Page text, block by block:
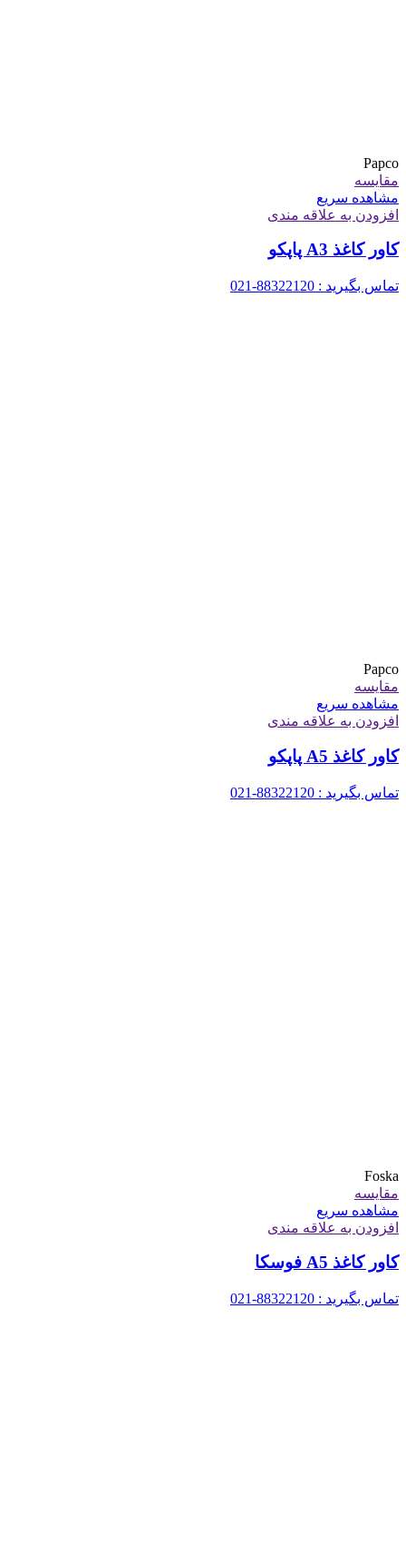
Papco
مقایسه
مشاهده سریع
افزودن به علاقه مندی
کاور کاغذ A3 پاپکو
تماس بگیرید : 88322120-021
Papco
مقایسه
مشاهده سریع
افزودن به علاقه مندی
کاور کاغذ A5 پاپکو
تماس بگیرید : 88322120-021
Foska
مقایسه
مشاهده سریع
افزودن به علاقه مندی
کاور کاغذ A5 فوسکا
تماس بگیرید : 88322120-021